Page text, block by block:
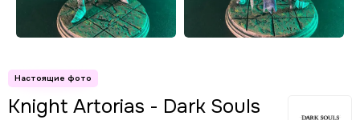
Knight Artorias - Dark Souls